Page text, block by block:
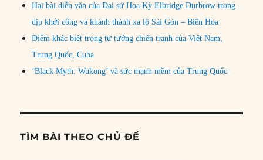
Hai bài diễn văn của Đại sứ Hoa Kỳ Elbridge Durbrow trong
dịp khởi công và khánh thành xa lộ Sài Gòn – Biên Hòa
Điểm khác biệt trong tư tưởng chiến tranh của Việt Nam,
Trung Quốc, Cuba
‘Black Myth: Wukong’ và sức mạnh mềm của Trung Quốc
TÌM BÀI THEO CHỦ ĐỀ